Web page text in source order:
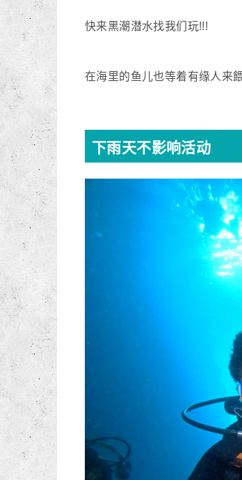
快来黑潮潜水找我们玩!!!
在海里的鱼儿也等着有缘人来
下雨天不影响活动